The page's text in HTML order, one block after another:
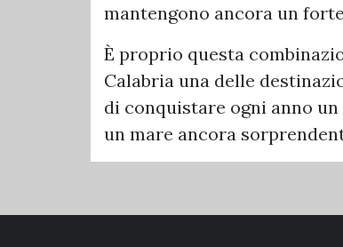
mantengono ancora un
È proprio questa
Calabria una delle
di conquistare ogni anno
un mare ancora